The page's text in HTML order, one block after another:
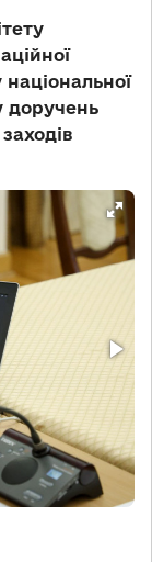
доручень